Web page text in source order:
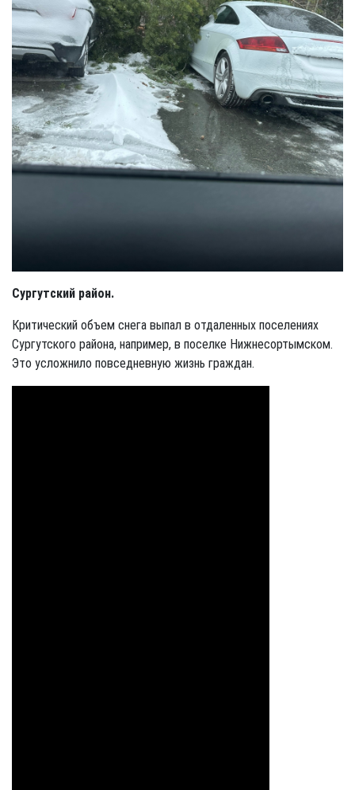
Сургутский район.
Критический объем снега выпал в отдаленных поселениях
Сургутского района, например, в поселке Нижнесортымском.
Это усложнило повседневную жизнь граждан.